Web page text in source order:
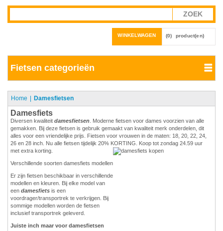
WINKELWAGEN (0) product(en)
Fietsen categorieën
Home Damesfietsen
Damesfiets
Diversen kwaliteit damesfietsen . Moderne fietsen voor dames voorzien van alle
gemakken. Bij deze fietsen is gebruik gemaakt van kwaliteit merk onderdelen, dit
alles voor een vriendelijke prijs. Fietsen voor vrouwen in de maten: 18, 20, 22, 24,
26 en 28 inch. Nu alle fietsen tijdelijk 20% KORTING. Koop tot zondag 24.59 uur
met extra korting.
Verschillende soorten damesfiets modellen
Er zijn fietsen beschikbaar in verschillende
modellen en kleuren. Bij elke model van
een damesfiets is een
voordrager/transportrek te verkrijgen. Bij
sommige modellen worden de fietsen
inclusief transportrek geleverd.
Juiste inch maar voor damesfietsen